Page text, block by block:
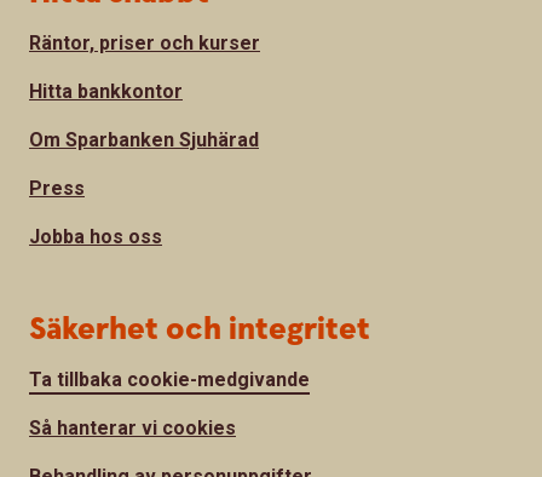
Räntor, priser och kurser
Hitta bankkontor
Om Sparbanken Sjuhärad
Press
Jobba hos oss
Säkerhet och integritet
Ta tillbaka cookie-medgivande
Så hanterar vi cookies